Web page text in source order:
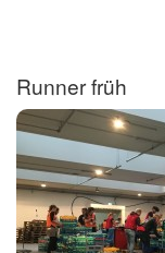
Runner früh